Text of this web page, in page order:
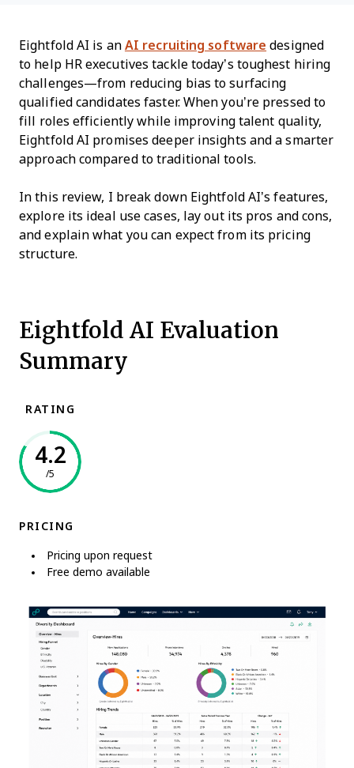
Eightfold AI is an AI recruiting software designed
to help HR executives tackle today’s toughest hiring
challenges—from reducing bias to surfacing
qualified candidates faster. When you’re pressed to
fill roles efficiently while improving talent quality,
Eightfold AI promises deeper insights and a smarter
approach compared to traditional tools.
In this review, I break down Eightfold AI’s features,
explore its ideal use cases, lay out its pros and cons,
and explain what you can expect from its pricing
structure.
Eightfold AI Evaluation
Summary
RATING
4.2
/5
PRICING
Pricing upon request
Free demo available